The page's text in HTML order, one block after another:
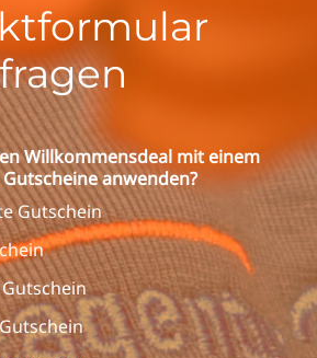
Willkommensdeal mit einem
anwenden?
Gutschein